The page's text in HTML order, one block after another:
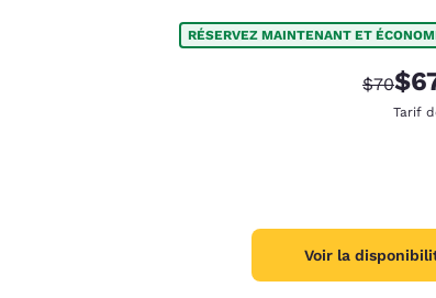
RÉSERVEZ MAINTENANT ET
Tarif
$70
Tarif
Voir la